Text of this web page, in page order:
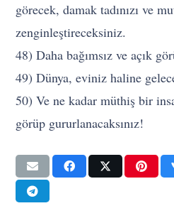
görecek, damak tadınızı ve
zenginleştireceksiniz.
48) Daha bağımsız ve açık
49) Dünya, eviniz haline
50) Ve ne kadar müthiş bir
görüp gururlanacaksınız!